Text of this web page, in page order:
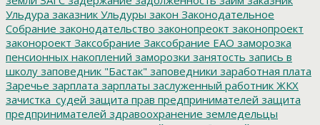
Ульдура заказник Ульдуры закон Законодательное
Собрание законодательство законопреокт законопроект
законороект Заксобрание Заксобрание ЕАО заморозка
пенсионных накоплений заморозки занятость запись в
школу заповедник "Бастак" заповедники заработная плата
Заречье зарплата зарплаты заслуженный работник ЖКХ
зачистка_судей защита прав предпринимателей защита
предпринимателей здравоохранение земледельцы